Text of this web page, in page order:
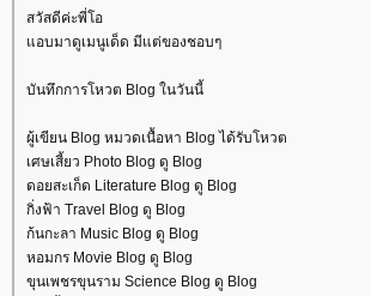
สวัสดีค่ะพี่โอ
อบมาดูเมนูเด็ด มีแต่ของชอบๆ
บันทึกการโหวต Blog ในวันนี้
ผู้เขียน Blog หมวดเนื้อหา Blog ได้รับโหวต
เศษเสี้ยว Photo Blog ดู Blog
ดอยสะเก็ด Literature Blog ดู Blog
กิ่งฟ้า Travel Blog ดู Blog
ก้นกะลา Music Blog ดู Blog
หอมกร Movie Blog ดู Blog
ขุนเพชรขุนราม Science Blog ดู Blog